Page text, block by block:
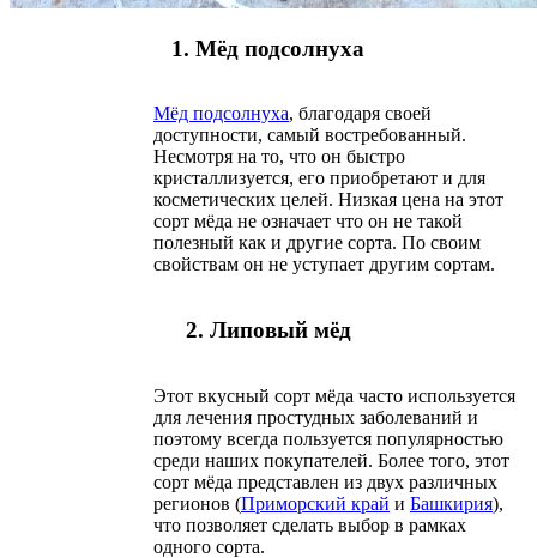
1. Мёд подсолнуха
Мёд подсолнуха, благодаря своей
доступности, самый востребованный.
Несмотря на то, что он быстро
кристаллизуется, его приобретают и для
косметических целей. Низкая цена на этот
сорт мёда не означает что он не такой
полезный как и другие сорта. По своим
свойствам он не уступает другим сортам.
2. Липовый мёд
Этот вкусный сорт мёда часто используется
для лечения простудных заболеваний и
поэтому всегда пользуется популярностью
среди наших покупателей. Более того, этот
сорт мёда представлен из двух различных
регионов (Приморский край и Башкирия),
что позволяет сделать выбор в рамках
одного сорта.